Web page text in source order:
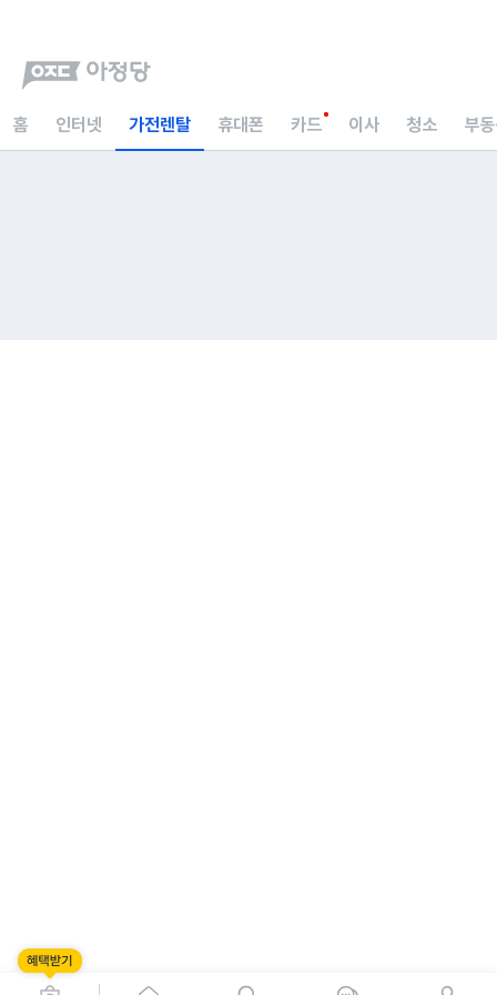
홈 인터넷 가전렌탈 휴대폰 카드 이사 청소 부